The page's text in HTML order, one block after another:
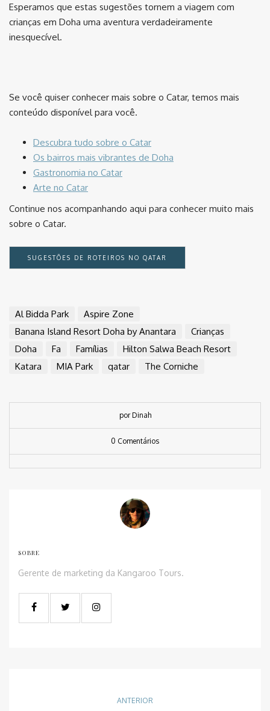
Esperamos que estas sugestões tornem a viagem com
crianças em Doha uma aventura verdadeiramente
inesquecível.
Se você quiser conhecer mais sobre o Catar, temos mais
conteúdo disponível para você.
Descubra tudo sobre o Catar
Os bairros mais vibrantes de Doha
Gastronomia no Catar
Arte no Catar
Continue nos acompanhando aqui para conhecer muito mais
sobre o Catar.
SUGESTÕES DE ROTEIROS NO QATAR
Al Bidda Park
Aspire Zone
Banana Island Resort Doha by Anantara
Crianças
Doha
Fa Famílias
Hilton Salwa Beach Resort
Katara
MIA Park qatar The Corniche
por Dinah
0 Comentários
SOBRE
Gerente de marketing da Kangaroo Tours.
ANTERIOR